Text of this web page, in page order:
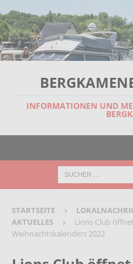
INFORMATIONEN UND
STARTSEITE
AKTUELLES
Lions Club
Weihnachtskalenders 2022